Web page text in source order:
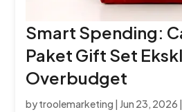
Smart Spending:
Paket Gift Set
Overbudget
bytroolemarketing | Jun 23, 2026